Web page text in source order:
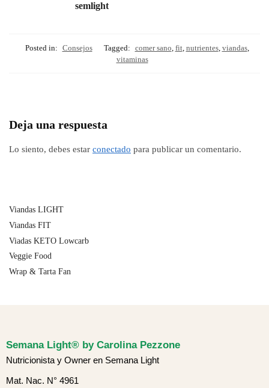
semlight
Posted in: Consejos Tagged: comer sano, fit, nutrientes, viandas,
vitaminas
Deja una respuesta
Lo siento, debes estar conectado para publicar un comentario.
Viandas LIGHT
Viandas FIT
Viadas KETO Lowcarb
Veggie Food
Wrap & Tarta Fan
Semana Light® by Carolina Pezzone
Nutricionista y Owner en Semana Light
Mat. Nac. N° 4961